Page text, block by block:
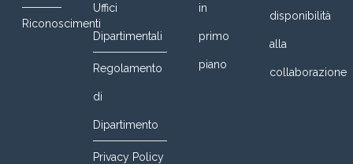
Riconoscimenti
Uffici
Dipartimentali
Regolamento
di
Dipartimento
Privacy Policy
in
primo
piano
disponibilità
alla
collaborazione